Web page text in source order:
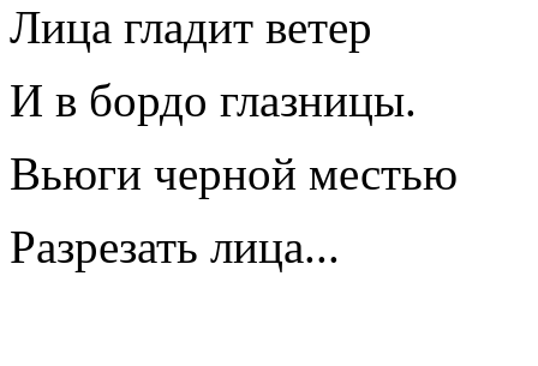
Лица гладит ветер
И в бордо глазницы.
Вьюги черной местью
Разрезать лица...